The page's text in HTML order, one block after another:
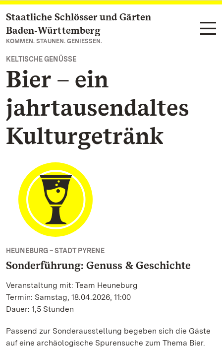
Zum Hauptinhalt springen
Staatliche Schlösser und Gärten
Baden‑Württemberg
KOMMEN. STAUNEN. GENIESSEN.
KELTISCHE GENÜSSE
Bier – ein
jahrtausendaltes
Kulturgetränk
HEUNEBURG – STADT PYRENE
Sonderführung: Genuss & Geschichte
Veranstaltung mit: Team Heuneburg
Termin: Samstag, 18.04.2026, 11:00
Dauer: 1,5 Stunden
Passend zur Sonderausstellung begeben sich die Gäste
auf eine archäologische Spurensuche zum Thema Bier.